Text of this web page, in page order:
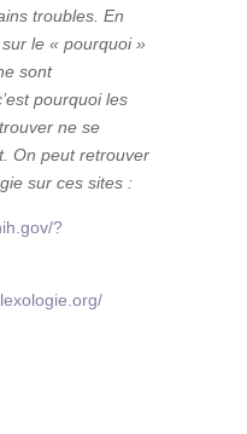
troubles. En
le « pourquoi »
sont
pourquoi les
ne se
On peut retrouver
sur ces sites :
?